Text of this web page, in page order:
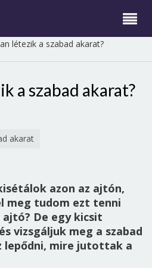
létezik a szabad akarat?
a szabad akarat?
akarat
azon az ajtón,
meg tudom ezt tenni
De egy kicsit
vizsgáljuk meg a szabad
mire jutottak a